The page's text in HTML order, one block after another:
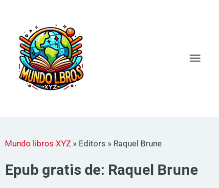
contenido
Mundo libros XYZ » Editors » Raquel Brune
Epub gratis de: Raquel Brune